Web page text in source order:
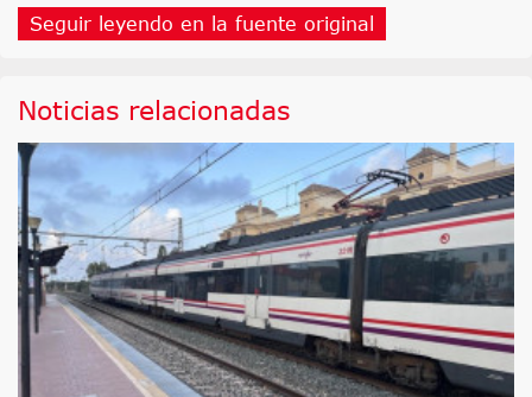
Seguir leyendo en la fuente original
Noticias relacionadas